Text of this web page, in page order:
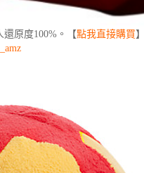
原度100%。【點我直接購買